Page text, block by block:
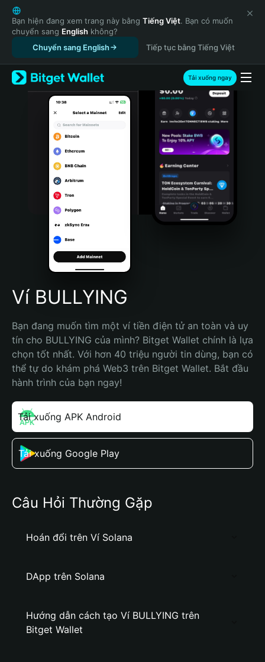
English
日本語
Tiếng Việt
Русский
Español (Latinoamérica)
Türkçe
Italiano
Português (Portugal)
Bahasa Indonesia
Português (Brasil)
Español (Argentina)
Bạn hiện đang xem trang này bằng Tiếng Việt. Bạn có muốn
chuyển sang English không?
Chuyển sang English
Tiếp tục bằng Tiếng Việt
Tải xuống ngay
Ví BULLYING
Bạn đang muốn tìm một ví tiền điện tử an toàn và uy
tín cho BULLYING của mình? Bitget Wallet chính là lựa
chọn tốt nhất. Với hơn 40 triệu người tin dùng, bạn có
thể tự do khám phá Web3 trên Bitget Wallet. Bắt đầu
hành trình của bạn ngay!
Tải xuống APK Android
Tải xuống Google Play
Câu Hỏi Thường Gặp
Hoán đổi trên Ví Solana
DApp trên Solana
Hướng dẫn cách tạo Ví BULLYING trên
Bitget Wallet